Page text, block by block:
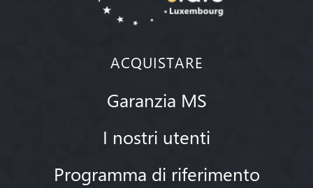
ACQUISTARE
Garanzia MS
I nostri utenti
Programma di riferimento